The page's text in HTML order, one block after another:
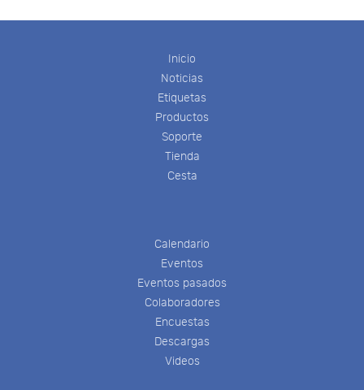
Inicio
Noticias
Etiquetas
Productos
Soporte
Tienda
Cesta
Calendario
Eventos
Eventos pasados
Colaboradores
Encuestas
Descargas
Videos